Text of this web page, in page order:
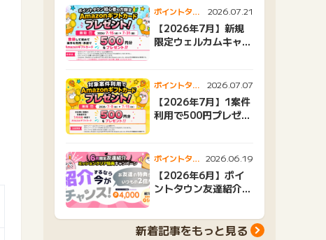
ポイントタウ
ンニュース
2026.07.21
【2026年7月】新規
限定ウェルカムキャン
ポイントタウ
ンニュース
2026.07.07
【2026年7月】1案件
利用で500円プレゼン
ポイントタウ
ンニュース
2026.06.19
【2026年6月】ポイ
ントタウン友達紹介キ
新着記事をもっと見る